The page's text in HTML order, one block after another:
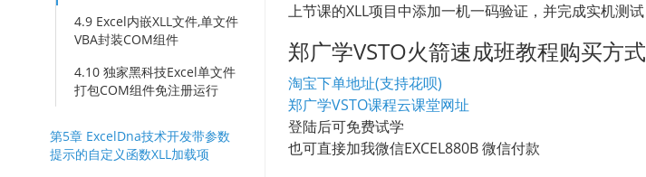
4.9 Excel内嵌XLL文件,单文件
VBA封装COM组件
4.10 独家黑科技Excel单文件
打包COM组件免注册运行
第5章 ExcelDna技术开发带参数
提示的自定义函数XLL加载项
上节课的XLL项目中添加一机一码验证，并完成实机测试
郑广学VSTO火箭速成班教程购买方式
淘宝下单地址(支持花呗)
郑广学VSTO课程云课堂网址
登陆后可免费试学
也可直接加我微信EXCEL880B 微信付款